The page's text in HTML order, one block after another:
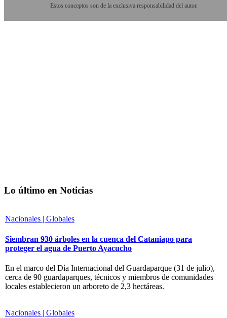
Estos conceptos son de la exclusiva responsabilidad del autor.
Lo último en Noticias
Nacionales | Globales
Siembran 930 árboles en la cuenca del Cataniapo para
proteger el agua de Puerto Ayacucho
En el marco del Día Internacional del Guardaparque (31 de julio),
cerca de 90 guardaparques, técnicos y miembros de comunidades
locales establecieron un arboreto de 2,3 hectáreas.
Nacionales | Globales